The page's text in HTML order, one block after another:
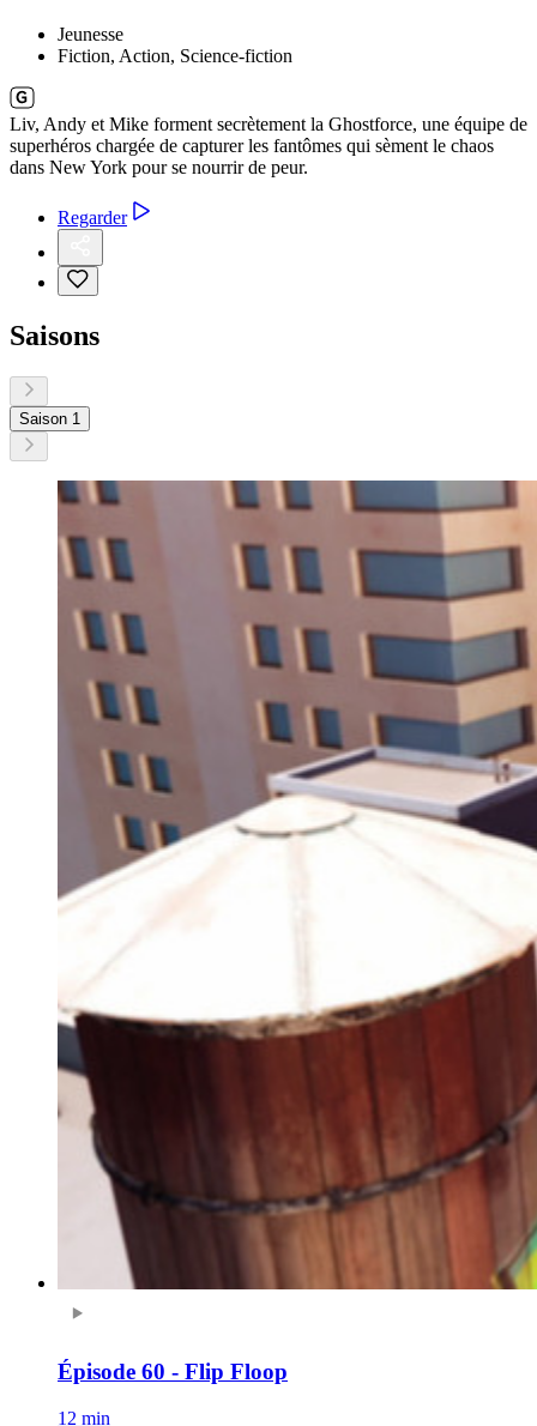
Jeunesse
Fiction, Action, Science-fiction
Liv, Andy et Mike forment secrètement la Ghostforce, une équipe de
superhéros chargée de capturer les fantômes qui sèment le chaos
dans New York pour se nourrir de peur.
Regarder
Saisons
Saison 1
Épisode 60 - Flip Floop
12 min